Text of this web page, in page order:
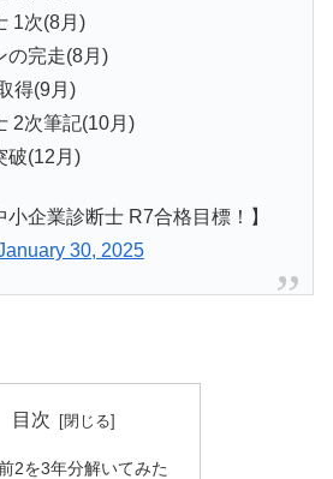
1次(8月)
の完走(8月)
得(9月)
2次筆記(10月)
破(12月)
企業診断士 R7合格目標！】
30, 2025
目次
2を3年分解いてみた